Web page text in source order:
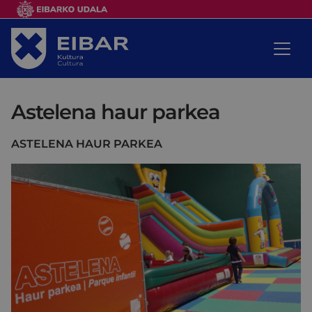
Astelena haur parkea
ASTELENA HAUR PARKEA